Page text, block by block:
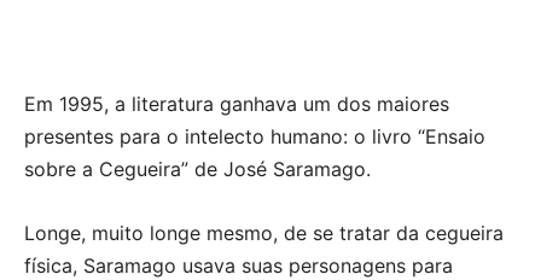
Em 1995, a literatura ganhava um dos maiores
presentes para o intelecto humano: o livro “Ensaio
sobre a Cegueira” de José Saramago.
Longe, muito longe mesmo, de se tratar da cegueira
física, Saramago usava suas personagens para